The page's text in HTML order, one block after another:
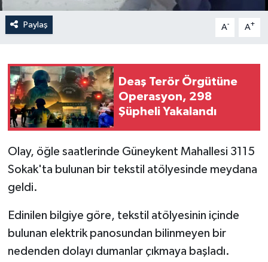
Paylaş A- A+
Deaş Terör Örgütüne
Operasyon, 298
Şüpheli Yakalandı
Olay, öğle saatlerinde Güneykent Mahallesi 3115
Sokak'ta bulunan bir tekstil atölyesinde meydana
geldi.
Edinilen bilgiye göre, tekstil atölyesinin içinde
bulunan elektrik panosundan bilinmeyen bir
nedenden dolayı dumanlar çıkmaya başladı.